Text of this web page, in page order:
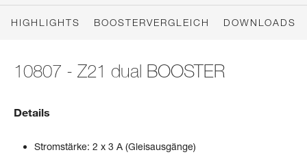
HIGHLIGHTS BOOSTERVERGLEICH DOWNLOADS
10807 - Z21 dual BOOSTER
Details
Stromstärke: 2 x 3 A (Gleisausgänge)